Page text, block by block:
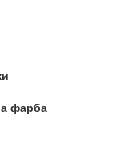
фарба